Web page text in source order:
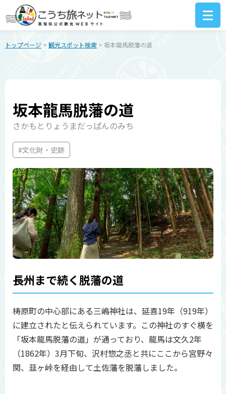
トップページ > 観光スポット検索 > 坂本龍馬脱藩の道
坂本龍馬脱藩の道
さかもとりょうまだっぱんのみち
#文化財・史跡
長州まで続く脱藩の道
梼原町の中心部にある三嶋神社は、延喜19年（919年）
に建立されたと伝えられています。この神社のすぐ横を
「坂本龍馬脱藩の道」が通っており、龍馬は文久2年
（1862年）3月下旬、沢村惣之丞と共にここから宮野々
関、韮ヶ峠を経由して土佐藩を脱藩しました。